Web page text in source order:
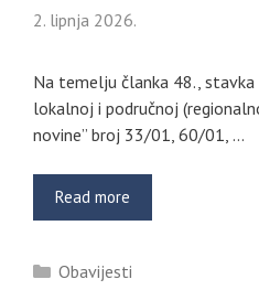
2. lipnja 2026.
Na temelju članka 48., stavka
lokalnoj i područnoj
novine” broj 33/01, 60/01, …
Read more
Kategorije
Obavijesti